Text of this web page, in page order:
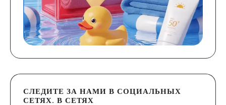
СЛЕДИТЕ ЗА НАМИ В СОЦИАЛЬНЫХ
СЕТЯХ. В СЕТЯХ